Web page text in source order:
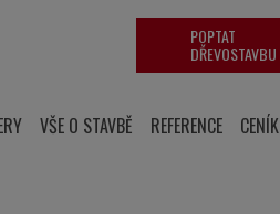
VŠE O STAVBĚ REFERENCE CENÍK
POPTAT
DŘEVOSTAVBU